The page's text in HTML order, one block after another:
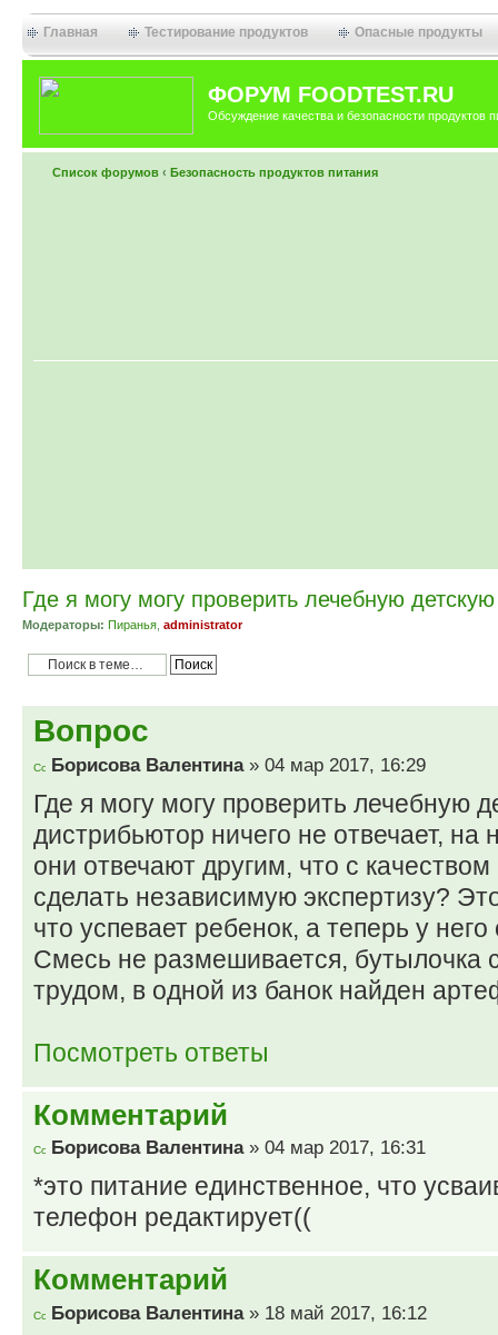
Главная Тестирование продуктов Опасные продукты
ФОРУМ FOODTEST.RU
Обсуждение качества и безопасности продуктов
Список форумов ‹ Безопасность продуктов питания
Где я могу могу проверить лечебную
Модераторы: Пиранья administrator
Вопрос
Борисова Валентина» 04 мар 2017, 16:29
Где я могу могу проверить лечебную
дистрибьютор ничего не отвечает,
они отвечают другим, что с
сделать независимую экспертизу?
что успевает ребенок, а теперь у него
Смесь не размешивается, бутылочка
трудом, в одной из банок найден
Посмотреть ответы
Комментарий
Борисова Валентина» 04 мар 2017, 16:31
*это питание единственное, что
телефон редактирует((
Комментарий
Борисова Валентина» 18 май 2017, 16:12